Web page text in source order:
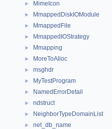
► MimeIcon
► MmappedDiskIOModule
► MmappedFile
► MmappedIOStrategy
► Mmapping
► MoreToAlloc
► msghdr
► MyTestProgram
► NamedErrorDetail
► ndstruct
► NeighborTypeDomainList
► net_db_name